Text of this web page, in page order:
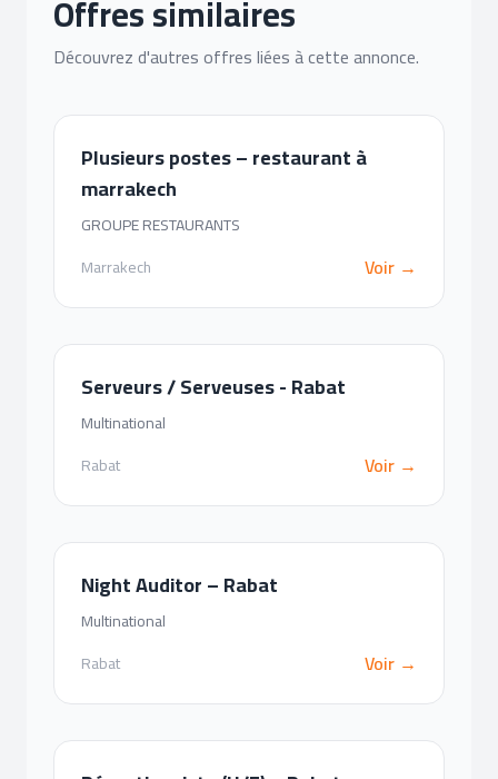
Offres similaires
Découvrez d'autres offres liées à cette annonce.
Plusieurs postes – restaurant à
marrakech
GROUPE RESTAURANTS
Marrakech
Voir →
Serveurs / Serveuses - Rabat
Multinational
Rabat
Voir →
Night Auditor – Rabat
Multinational
Rabat
Voir →